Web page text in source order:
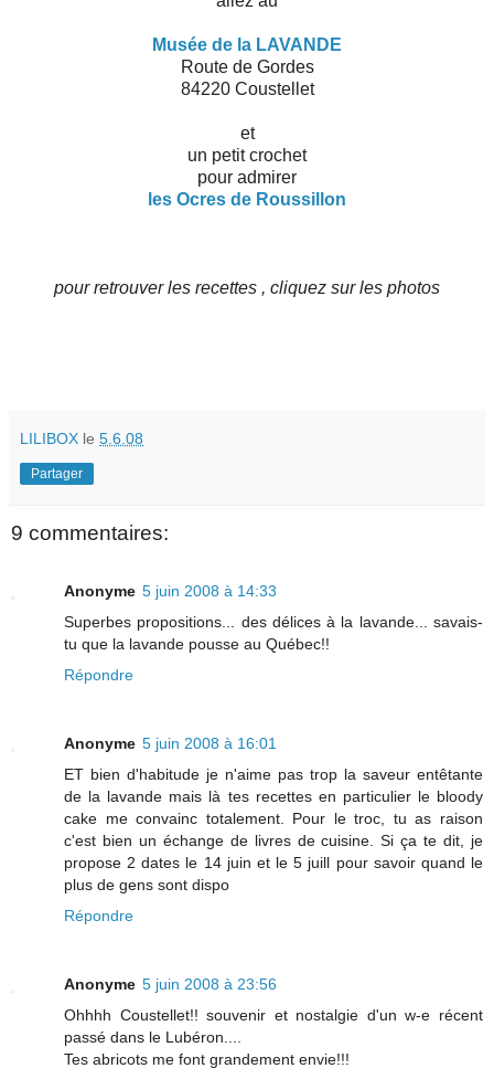
Musée de la LAVANDE
Route de Gordes
84220 Coustellet
et
un petit crochet
pour admirer
les Ocres de Roussillon
pour retrouver les recettes , cliquez sur les photos
LILIBOX le 5.6.08
Partager
9 commentaires:
Anonyme 5 juin 2008 à 14:33
Superbes propositions... des délices à la lavande... savais-
tu que la lavande pousse au Québec!!
Répondre
Anonyme 5 juin 2008 à 16:01
ET bien d'habitude je n'aime pas trop la saveur entêtante
de la lavande mais là tes recettes en particulier le bloody
cake me convainc totalement. Pour le troc, tu as raison
c'est bien un échange de livres de cuisine. Si ça te dit, je
propose 2 dates le 14 juin et le 5 juill pour savoir quand le
plus de gens sont dispo
Répondre
Anonyme 5 juin 2008 à 23:56
Ohhhh Coustellet!! souvenir et nostalgie d'un w-e récent
passé dans le Lubéron....
Tes abricots me font grandement envie!!!